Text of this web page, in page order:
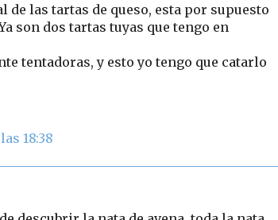
las tartas de queso, esta por supuesto
son dos tartas tuyas que tengo en
tentadoras, y esto yo tengo que catarlo
18:38